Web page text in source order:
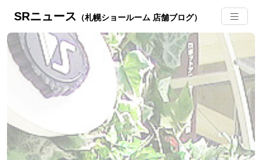
SRニュース （札幌ショールーム 店舗ブログ）